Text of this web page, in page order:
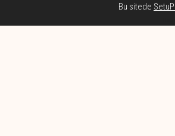
Bu sitede SetuP